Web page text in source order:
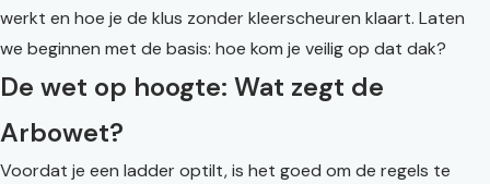
werkt en hoe je de klus zonder kleerscheuren klaart. Laten
we beginnen met de basis: hoe kom je veilig op dat dak?
De wet op hoogte: Wat zegt de
Arbowet?
Voordat je een ladder optilt, is het goed om de regels te